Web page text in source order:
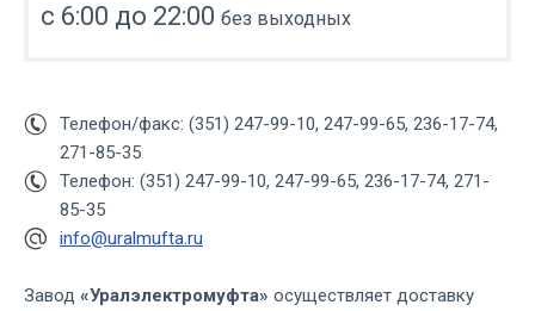
с 6:00 до 22:00 без выходных
Телефон/факс: (351) 247-99-10, 247-99-65, 236-17-74,
271-85-35
Телефон: (351) 247-99-10, 247-99-65, 236-17-74, 271-
85-35
info@uralmufta.ru
Завод «Уралэлектромуфта» осуществляет доставку